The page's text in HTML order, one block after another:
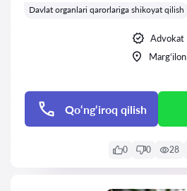
Davlat organlari qarorlariga shikoyat qilish
Advokat
Marg‘ilon
Qo‘ng‘iroq qilish
0 0 28